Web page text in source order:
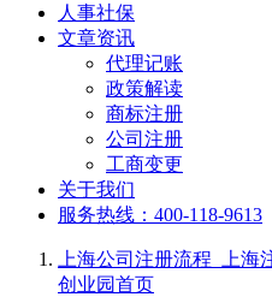
人事社保
文章资讯
代理记账
政策解读
商标注册
公司注册
工商变更
关于我们
服务热线：400-118-9613
上海公司注册流程_上海
创业园首页